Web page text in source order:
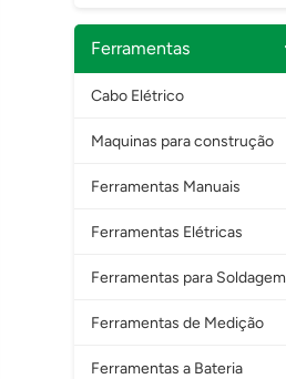
Ferramentas
Cabo Elétrico
Maquinas para construção
Ferramentas Manuais
Ferramentas Elétricas
Ferramentas para Soldagem
Ferramentas de Medição
Ferramentas a Bateria